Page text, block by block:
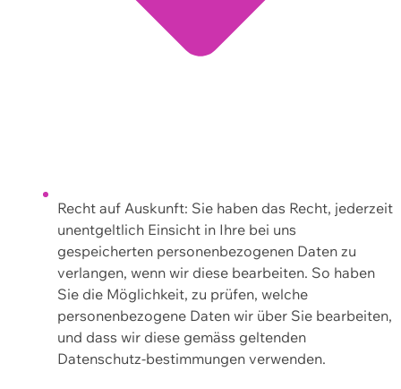
Recht auf Auskunft: Sie haben das Recht, jederzeit
unentgeltlich Einsicht in Ihre bei uns
gespeicherten personenbezogenen Daten zu
verlangen, wenn wir diese bearbeiten. So haben
Sie die Möglichkeit, zu prüfen, welche
personenbezogene Daten wir über Sie bearbeiten,
und dass wir diese gemäss geltenden
Datenschutz-bestimmungen verwenden.